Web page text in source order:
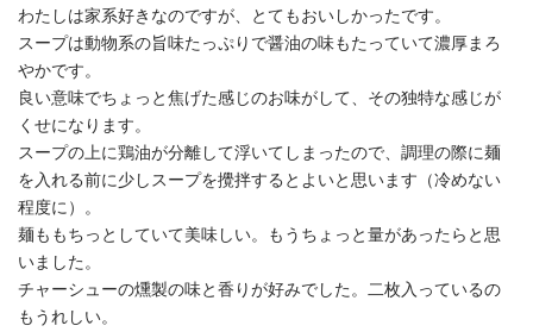
わたしは家系好きなのですが、とてもおいしかったです。
スープは動物系の旨味たっぷりで醤油の味もたっていて濃厚まろ
やかです。
良い意味でちょっと焦げた感じのお味がして、その独特な感じが
くせになります。
スープの上に鶏油が分離して浮いてしまったので、調理の際に麺
を入れる前に少しスープを攪拌するとよいと思います（冷めない
程度に）。
麺ももちっとしていて美味しい。もうちょっと量があったらと思
いました。
チャーシューの燻製の味と香りが好みでした。二枚入っているの
もうれしい。